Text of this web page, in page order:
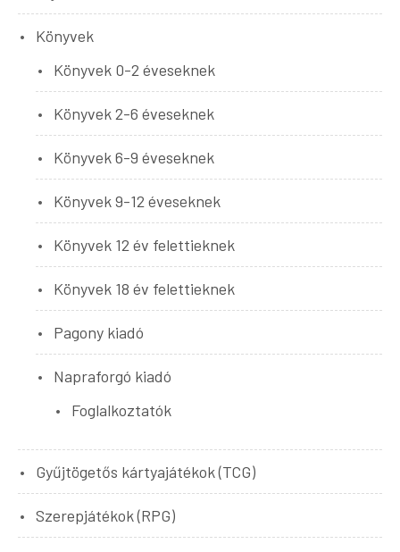
Könyvek
Könyvek 0-2 éveseknek
Könyvek 2-6 éveseknek
Könyvek 6-9 éveseknek
Könyvek 9-12 éveseknek
Könyvek 12 év felettieknek
Könyvek 18 év felettieknek
Pagony kiadó
Napraforgó kiadó
Foglalkoztatók
Gyűjtögetős kártyajátékok (TCG)
Szerepjátékok (RPG)